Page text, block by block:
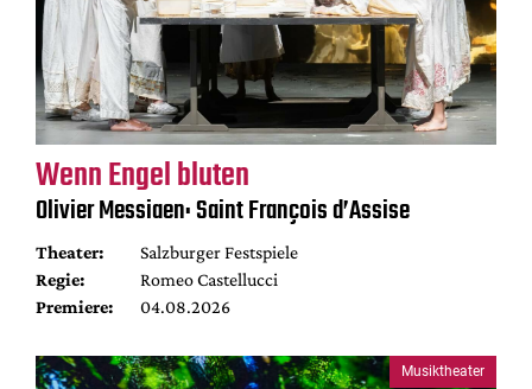
Wenn Engel bluten
Olivier Messiaen: Saint François d’Assise
Theater:
Salzburger Festspiele
Regie:
Romeo Castellucci
Premiere:
04.08.2026
Musiktheater